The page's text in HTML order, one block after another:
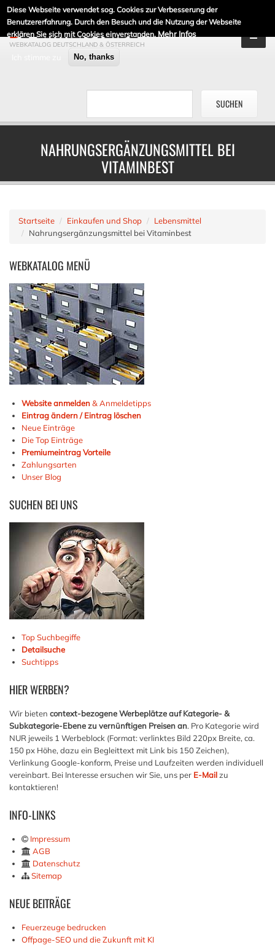
Diese Webseite verwendet sog. Cookies zur Verbesserung der
Benutzererfahrung. Durch den Besuch und die Nutzung der Webseite
erklären Sie sich mit Cookies einverstanden. Mehr Infos
No, thanks
DE-LINKLISTE.DE
WEBKATALOG DEUTSCHLAND & ÖSTERREICH
NAHRUNGSERGÄNZUNGSMITTEL BEI
VITAMINBEST
Startseite Einkaufen und Shop
Lebensmittel
Nahrungsergänzungsmittel bei Vitaminbest
WEBKATALOG MENÜ
Website anmelden& Anmeldetipps
Eintrag ändern / Eintrag löschen
Neue Einträge
Die Top Einträge
Premiumeintrag Vorteile
Zahlungsarten
Unser Blog
SUCHEN BEI UNS
Top Suchbegiffe
Detailsuche
Suchtipps
HIERWERBEN?
Wir bieten context-bezogene Werbeplätze auf Kategorie- &
Subkategorie-Ebene zu vernünftigen Preisen an. Pro Kategorie wird
NUR jeweils 1 Werbeblock (Format: verlinktes Bild 220px Breite, ca.
150 px Höhe, dazu ein Begleittext mit Link bis 150 Zeichen),
Verlinkung Google-konform, Preise und Laufzeiten werden individuell
vereinbart. Bei Interesse ersuchen wir Sie, uns per E-Mailzu
kontaktieren!
INFO-LINKS
Impressum
AGB
Datenschutz
Sitemap
NEUEBEITRÄGE
Feuerzeuge bedrucken
Offpage-SEO und die Zukunft mit KI